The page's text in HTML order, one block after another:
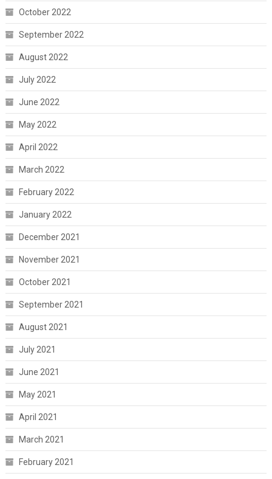
October 2022
September 2022
August 2022
July 2022
June 2022
May 2022
April 2022
March 2022
February 2022
January 2022
December 2021
November 2021
October 2021
September 2021
August 2021
July 2021
June 2021
May 2021
April 2021
March 2021
February 2021